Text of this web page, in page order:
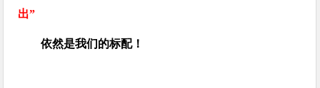
出”
依然是我们的标配！